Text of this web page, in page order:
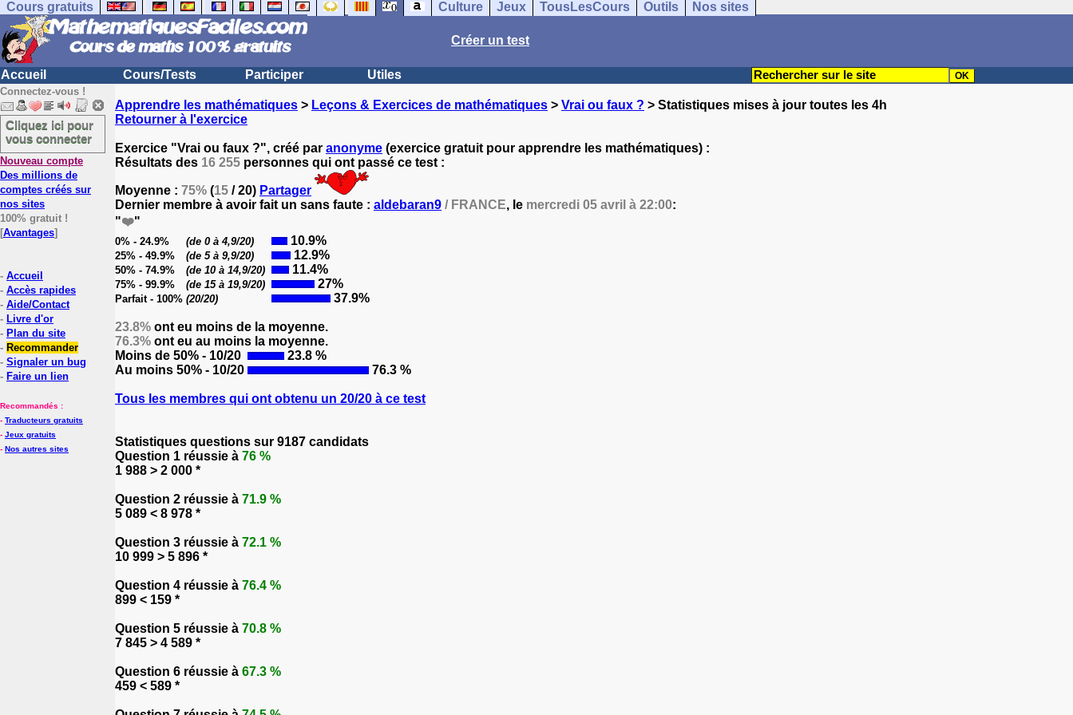
Cours gratuits Culture Jeux TousLesCours Outils Nos sites
Créer un test
Accueil Cours/Tests Participer Utiles
Connectez-vous !
Cliquez ici pour
vous connecter
Nouveau compte
Des millions de
comptes créés sur
nos sites
100% gratuit !
[Avantages]
- Accueil
- Accès rapides
- Aide/Contact
- Livre d'or
- Plan du site
- Recommander
- Signaler un bug
- Faire un lien
Recommandés :
- Traducteurs gratuits
- Jeux gratuits
- Nos autres sites
Apprendre les mathématiques > Leçons & Exercices de mathématiques > Vrai ou faux ? > Statistiques mises à jour toutes les 4h
Retourner à l'exercice
Exercice "Vrai ou faux ?", créé par anonyme (exercice gratuit pour apprendre les mathématiques) :
Résultats des 16 255 personnes qui ont passé ce test :
Moyenne : 75% (15 / 20) Partager
Dernier membre à avoir fait un sans faute : aldebaran9 / FRANCE, le mercredi 05 avril à 22:00:
"❤️"
0% - 24.9% (de 0 à 4,9/20) 10.9%
25% - 49.9% (de 5 à 9,9/20) 12.9%
50% - 74.9% (de 10 à 14,9/20) 11.4%
75% - 99.9% (de 15 à 19,9/20) 27%
Parfait - 100% (20/20) 37.9%
23.8% ont eu moins de la moyenne.
76.3% ont eu au moins la moyenne.
Moins de 50% - 10/20
23.8 %
Au moins 50% - 10/20
76.3 %
Tous les membres qui ont obtenu un 20/20 à ce test
Statistiques questions sur 9187 candidats
Question 1 réussie à 76 %
1 988 > 2 000 *
Question 2 réussie à 71.9 %
5 089 < 8 978 *
Question 3 réussie à 72.1 %
10 999 > 5 896 *
Question 4 réussie à 76.4 %
899 < 159 *
Question 5 réussie à 70.8 %
7 845 > 4 589 *
Question 6 réussie à 67.3 %
459 < 589 *